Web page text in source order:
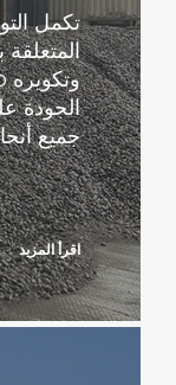
تكمل
الجودة
جميع
اقرأ المزيد